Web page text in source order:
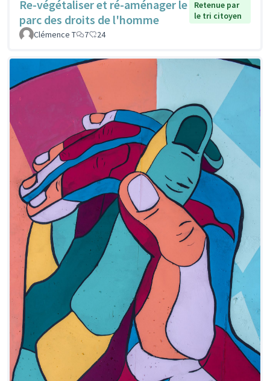
Re-végétaliser et ré-aménager le
parc des droits de l'homme
Retenue par
le tri citoyen
Clémence T
7 24